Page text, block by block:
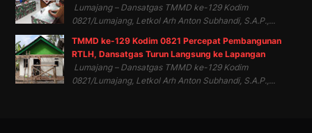
Lumajang – Dansatgas TMMD ke-129 Kodim
0821/Lumajang, Letkol Arh Anton Subhandi, S.A.P.,...
TMMD ke-129 Kodim 0821 Percepat Pembangunan
RTLH, Dansatgas Turun Langsung ke Lapangan
Lumajang – Dansatgas TMMD ke-129 Kodim
0821/Lumajang, Letkol Arh Anton Subhandi, S.A.P.,...